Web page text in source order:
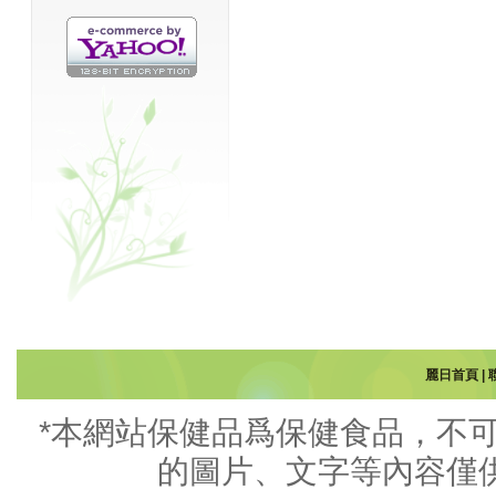
麗日首頁|
*本網站保健品爲保健食品，不
的圖片、文字等內容僅